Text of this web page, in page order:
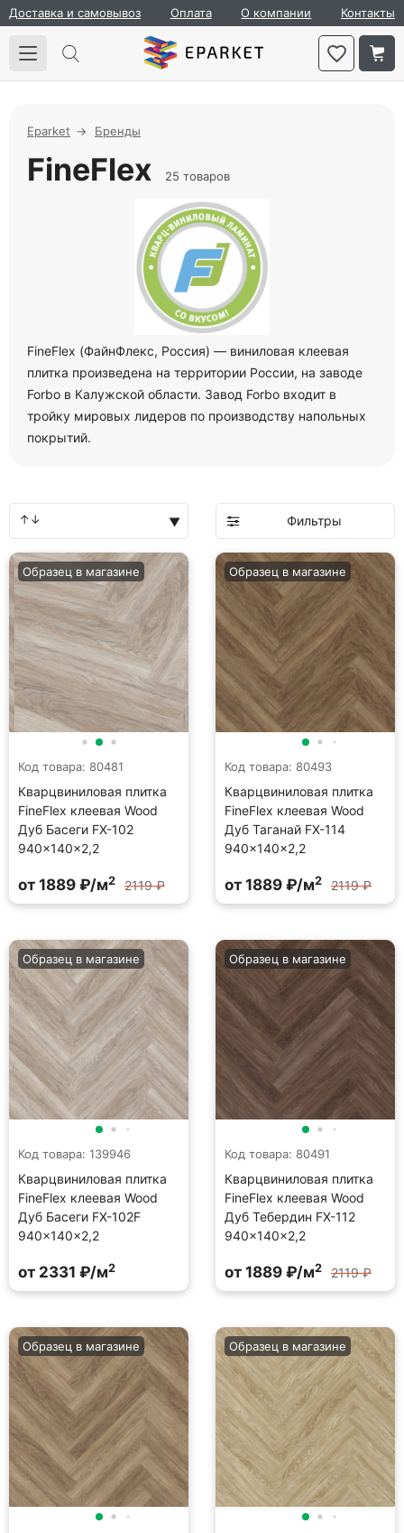
Доставка и самовывоз Оплата О компании Контакты
Eparket Бренды
FineFlex 25 товаров
FineFlex (ФайнФлекс, Россия) — виниловая клеевая
плитка произведена на территории России, на заводе
Forbo в Калужской области. Завод Forbo входит в
тройку мировых лидеров по производству напольных
покрытий.
Фильтры
Код товара: 80481
Кварцвиниловая плитка
FineFlex клеевая Wood
Дуб Басеги FX-102
940×140×2,2
Образец в магазине
от 1889 ₽/м2 2119 ₽
Код товара: 80493
Кварцвиниловая плитка
FineFlex клеевая Wood
Дуб Таганай FX-114
940×140×2,2
Образец в магазине
от 1889 ₽/м2 2119 ₽
Код товара: 139946
Кварцвиниловая плитка
FineFlex клеевая Wood
Дуб Басеги FX-102F
940×140×2,2
Образец в магазине
от 2331 ₽/м2
Код товара: 80491
Кварцвиниловая плитка
FineFlex клеевая Wood
Дуб Тебердин FX-112
940×140×2,2
Образец в магазине
от 1889 ₽/м2 2119 ₽
Образец в магазине Образец в магазине